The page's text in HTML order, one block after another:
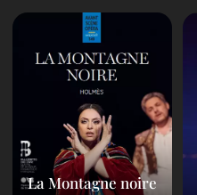
La Montagne noire